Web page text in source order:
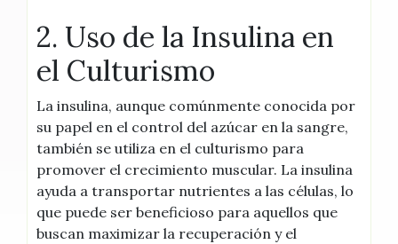
2. Uso de la Insulina en
el Culturismo
La insulina, aunque comúnmente conocida por
su papel en el control del azúcar en la sangre,
también se utiliza en el culturismo para
promover el crecimiento muscular. La insulina
ayuda a transportar nutrientes a las células, lo
que puede ser beneficioso para aquellos que
buscan maximizar la recuperación y el